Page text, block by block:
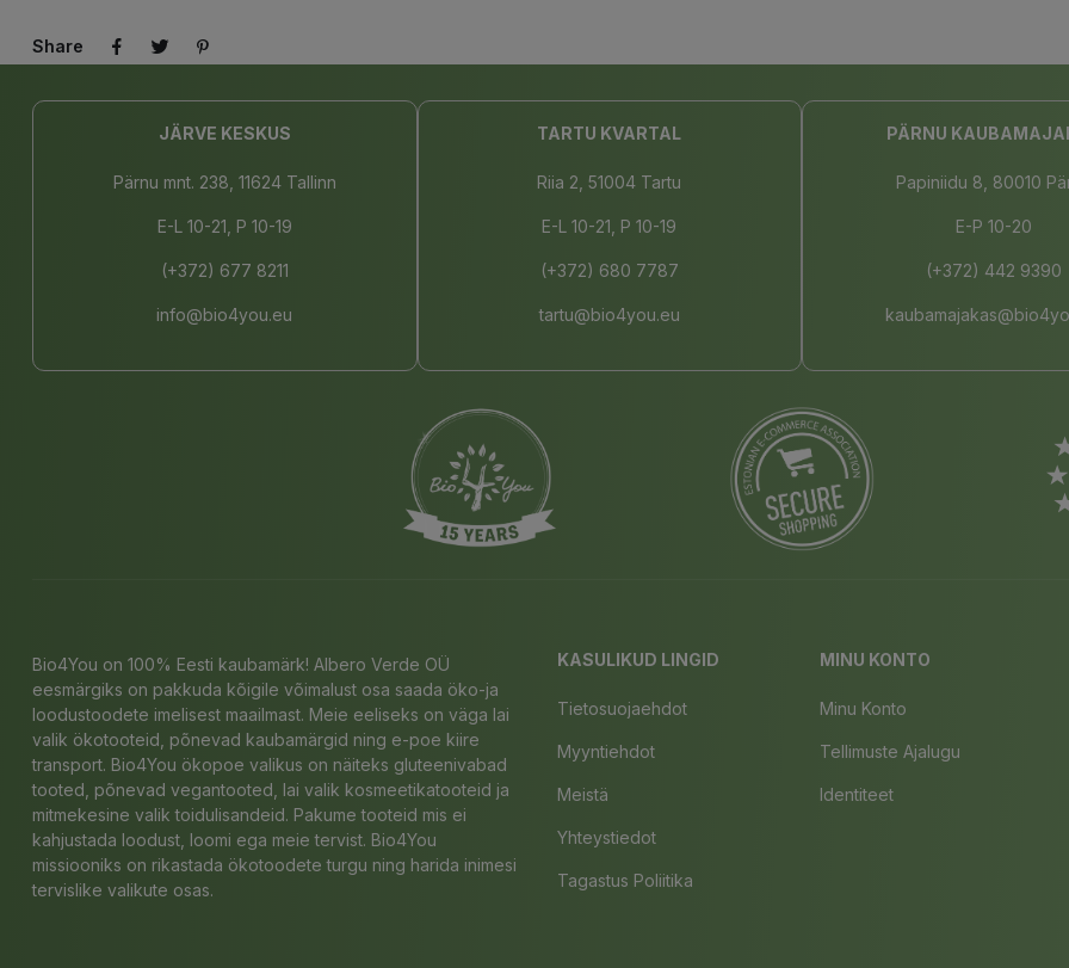
Share
JÄRVE KESKUS
Pärnu mnt. 238, 11624 Tallinn
E-L 10-21, P 10-19
(+372) 677 8211
info@bio4you.eu
TARTU KVARTAL
Riia 2, 51004 Tartu
E-L 10-21, P 10-19
(+372) 680 7787
tartu@bio4you.eu
PÄRNU
Papiniidu 8, 80010
E-P 10-20
(+372) 442 9390
Bio4You on 100% Eesti kaubamärk! Albero Verde OÜ
eesmärgiks on pakkuda kõigile võimalust osa saada öko-ja
loodustoodete imelisest maailmast. Meie eeliseks on väga lai
valik ökotooteid, põnevad kaubamärgid ning e-poe kiire
transport. Bio4You ökopoe valikus on näiteks gluteenivabad
tooted, põnevad vegantooted, lai valik kosmeetikatooteid ja
mitmekesine valik toidulisandeid. Pakume tooteid mis ei
kahjustada loodust, loomi ega meie tervist. Bio4You
missiooniks on rikastada ökotoodete turgu ning harida inimesi
tervislike valikute osas.
KASULIKUD LINGID
Tietosuojaehdot
Myyntiehdot
Meistä
Yhteystiedot
Tagastus Poliitika
MINU KONTO
Minu Konto
Tellimuste Ajalugu
Identiteet